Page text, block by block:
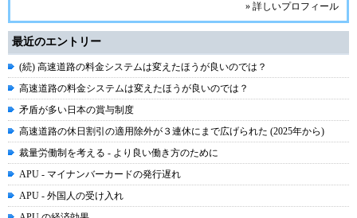
» 詳しいプロフィール
最近のエントリー
(続) 高速道路の料金システムは変えたほうが良いのでは？
高速道路の料金システムは変えたほうが良いのでは？
矛盾が多い日本の賞与制度
高速道路の休日割引の適用除外が３連休にまで広げられた (2025年から)
裁量労働制を考える - より良い働き方のために
APU - マイナンバーカードの発行遅れ
APU - 外国人の受け入れ